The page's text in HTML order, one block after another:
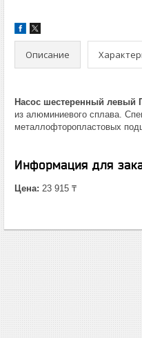
Описание
Насос шестеренный левый
из алюминиевого сплава.
металлофторопластовых
Информация для
Цена: 23 915 ₸